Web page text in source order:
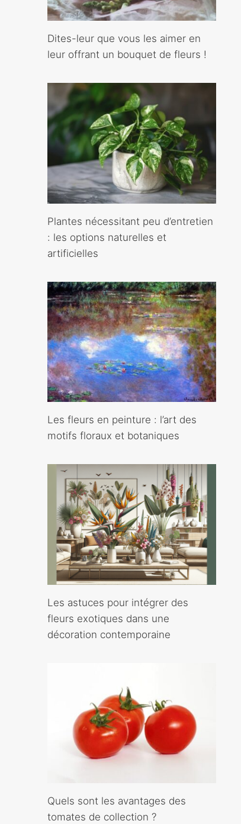
Dites-leur que vous les aimer en
leur offrant un bouquet de fleurs !
Plantes nécessitant peu d’entretien
: les options naturelles et
artificielles
Les fleurs en peinture : l’art des
motifs floraux et botaniques
Les astuces pour intégrer des
fleurs exotiques dans une
décoration contemporaine
Quels sont les avantages des
tomates de collection ?